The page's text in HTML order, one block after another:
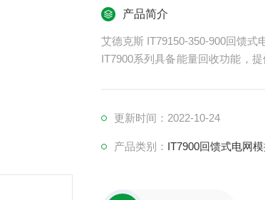
产品简介
艾德克斯 IT79150-350-900回馈式
IT7900系列具备能量回收功能，
更新时间：2022-10-24
产品类别： IT7900回馈式电网